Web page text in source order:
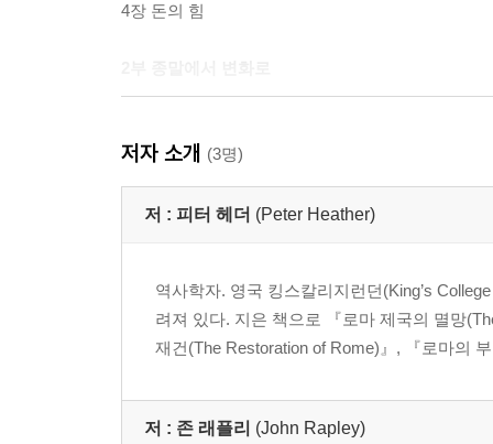
4장 돈의 힘
5장 무너지는 세계
6장 야만족의 침략
결론 제국의 죽음인가?
저자 소개 (3명)
저 : 피터 헤더 (Peter Heather)
역사학자. 영국 킹스칼리지런던(King’s
려져 있다. 지은 책으로 『로마 제국의 멸망
재건(The Restoration of Rome)』, 『로마의
저 : 존 래플리 (John Rapley)